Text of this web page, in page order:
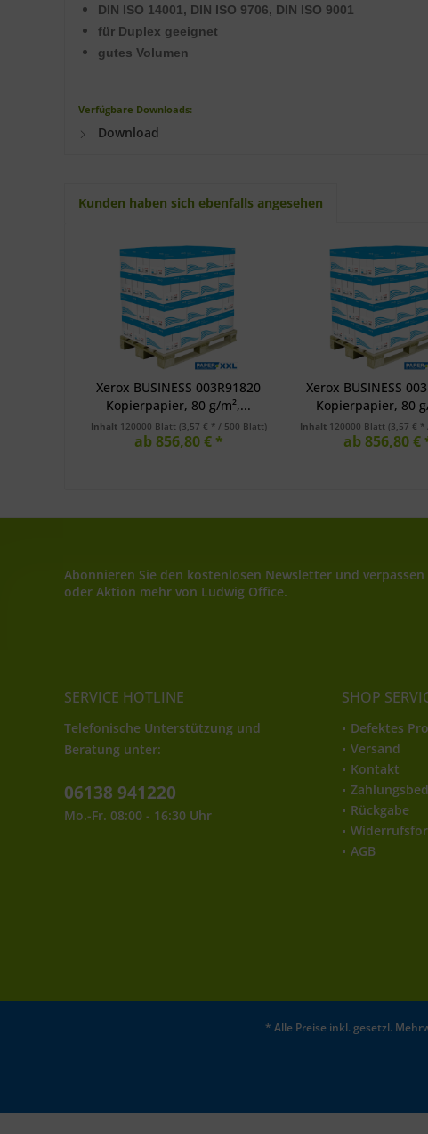
DIN ISO 14001, DIN ISO 9706, DIN ISO 9001
für Duplex geeignet
gutes Volumen
Verfügbare Downloads:
Download
Kunden haben sich ebenfalls angesehen
Xerox BUSINESS 003R91820
Kopierpapier, 80 g/m²,...
Inhalt 120000 Blatt (3,57 € * / 500 Blatt)
ab 856,80 € *
Xerox BUSINESS
Kopierpapier, 80
Inhalt 120000 Blatt (3,57 €
ab 856,80 €
Abonnieren Sie den kostenlosen Newsletter und
oder Aktion mehr von Ludwig Office.
SERVICE HOTLINE
Telefonische Unterstützung und
Beratung unter:
06138 941220
Mo.-Fr. 08:00 - 16:30 Uhr
SHOP
Defektes
Versand
Kontakt
Rückgabe
AGB
* Alle Preise inkl. gesetzl.